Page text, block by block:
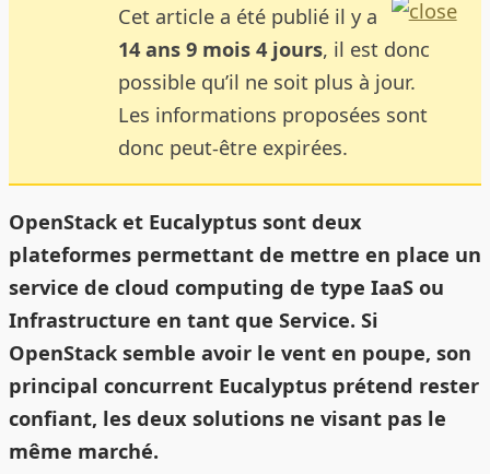
Cet article a été publié il y a
14 ans 9 mois 4 jours, il est donc
possible qu’il ne soit plus à jour.
Les informations proposées sont
donc peut-être expirées.
OpenStack et Eucalyptus sont deux
plateformes permettant de mettre en place un
service de cloud computing de type IaaS ou
Infrastructure en tant que Service. Si
OpenStack semble avoir le vent en poupe, son
principal concurrent Eucalyptus prétend rester
confiant, les deux solutions ne visant pas le
même marché.